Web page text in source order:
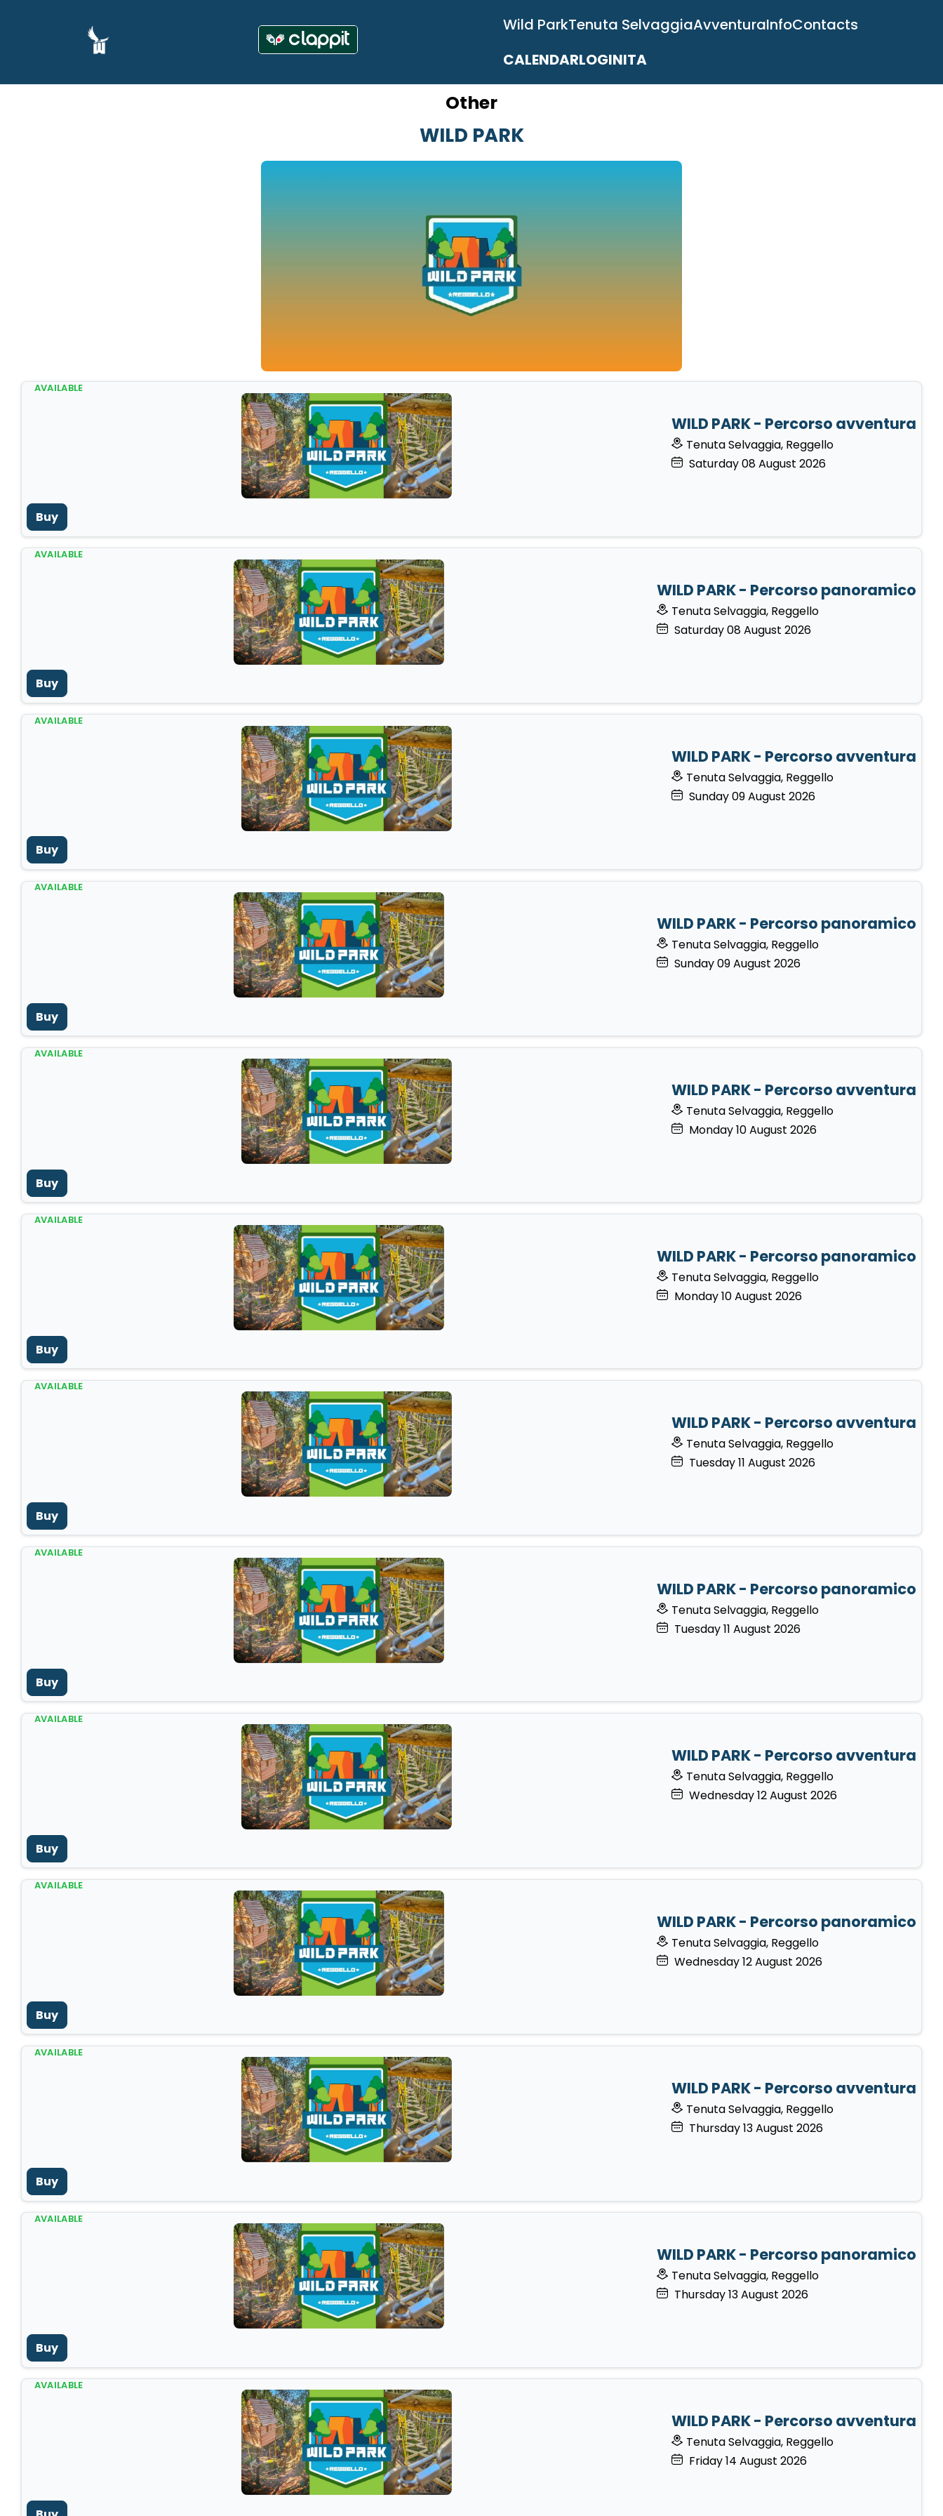
Wild ParkTenuta SelvaggiaAvventuraInfoContacts
CALENDARLOGINITA
Other
WILD PARK
WILD PARK - Percorso avventura
Tenuta Selvaggia, Reggello
Saturday08August 2026
AVAILABLE
Buy
WILD PARK - Percorso panoramico
Tenuta Selvaggia, Reggello
Saturday08August 2026
AVAILABLE
Buy
WILD PARK - Percorso avventura
Tenuta Selvaggia, Reggello
Sunday09August 2026
AVAILABLE
Buy
WILD PARK - Percorso panoramico
Tenuta Selvaggia, Reggello
Sunday09August 2026
AVAILABLE
Buy
WILD PARK - Percorso avventura
Tenuta Selvaggia, Reggello
Monday10August 2026
AVAILABLE
Buy
WILD PARK - Percorso panoramico
Tenuta Selvaggia, Reggello
Monday10August 2026
AVAILABLE
Buy
WILD PARK - Percorso avventura
Tenuta Selvaggia, Reggello
Tuesday11 August 2026
AVAILABLE
Buy
WILD PARK - Percorso panoramico
Tenuta Selvaggia, Reggello
Tuesday11 August 2026
AVAILABLE
Buy
WILD PARK - Percorso avventura
Tenuta Selvaggia, Reggello
Wednesday12August 2026
AVAILABLE
Buy
WILD PARK - Percorso panoramico
Tenuta Selvaggia, Reggello
Wednesday12August 2026
AVAILABLE
Buy
WILD PARK - Percorso avventura
Tenuta Selvaggia, Reggello
Thursday13August 2026
AVAILABLE
Buy
WILD PARK - Percorso panoramico
Tenuta Selvaggia, Reggello
Thursday13August 2026
AVAILABLE
Buy
WILD PARK - Percorso avventura
Tenuta Selvaggia, Reggello
Friday14 August 2026
AVAILABLE